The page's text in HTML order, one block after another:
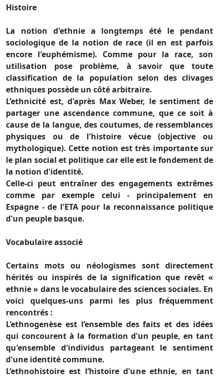
Histoire
La notion d'ethnie a longtemps été le pendant
sociologique de la notion de race (il en est parfois
encore l'euphémisme). Comme pour la race, son
utilisation pose problème, à savoir que toute
classification de la population selon des clivages
ethniques possède un côté arbitraire.
L’ethnicité est, d'après Max Weber, le sentiment de
partager une ascendance commune, que ce soit à
cause de la langue, des coutumes, de ressemblances
physiques ou de l'histoire vécue (objective ou
mythologique). Cette notion est très importante sur
le plan social et politique car elle est le fondement de
la notion d'identité.
Celle-ci peut entraîner des engagements extrêmes
comme par exemple celui - principalement en
Espagne - de l'ETA pour la reconnaissance politique
d'un peuple basque.
Vocabulaire associé
Certains mots ou néologismes sont directement
hérités ou inspirés de la signification que revêt «
ethnie » dans le vocabulaire des sciences sociales. En
voici quelques-uns parmi les plus fréquemment
rencontrés :
L’ethnogenèse est l’ensemble des faits et des idées
qui concourent à la formation d'un peuple, en tant
qu'ensemble d'individus partageant le sentiment
d'une identité commune.
L’ethnohistoire est l’histoire d'une ethnie, en tant